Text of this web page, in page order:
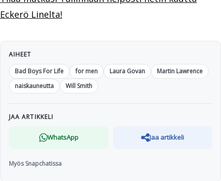
Eckerö Linelta!
AIHEET
Bad Boys For Life
for men Laura Govan
Martin Lawrence
naiskauneutta
Will Smith
JAA ARTIKKELI
WhatsApp Jaa artikkeli
Myös Snapchatissa